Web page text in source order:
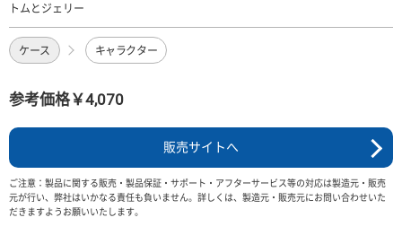
トムとジェリー
ケース キャラクター
参考価格￥4,070
販売サイトへ
ご注意：製品に関する販売・製品保証・サポート・アフターサービス等の対応は製造元・販売
元が行い、弊社はいかなる責任も負いません。詳しくは、製造元・販売元にお問い合わせいた
だきますようお願いいたします。